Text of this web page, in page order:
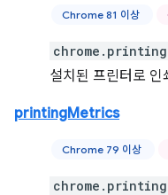
Chrome 81 이상
chrome.printing
설치된 프린터로
printingMetrics
Chrome 79 이상